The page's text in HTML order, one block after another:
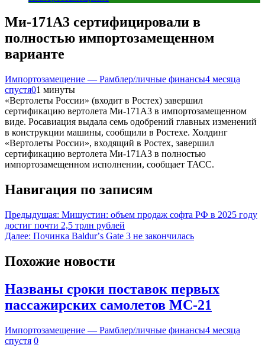
Ми-171А3 сертифицировали в
полностью импортозамещенном
варианте
Импортозамещение — Рамблер/личные финансы4 месяца
спустя01 минуты
«Вертолеты России» (входит в Ростех) завершил
сертификацию вертолета Ми-171А3 в импортозамещенном
виде. Росавиация выдала семь одобрений главных изменений
в конструкции машины, сообщили в Ростехе. Холдинг
«Вертолеты России», входящий в Ростех, завершил
сертификацию вертолета Ми-171А3 в полностью
импортозамещенном исполнении, сообщает ТАСС.
Навигация по записям
Предыдущая: Мишустин: объем продаж софта РФ в 2025 году
достиг почти 2,5 трлн рублей
Далее: Починка Baldurʼs Gate 3 не закончилась
Похожие новости
Названы сроки поставок первых
пассажирских самолетов МС-21
Импортозамещение — Рамблер/личные финансы4 месяца
спустя 0